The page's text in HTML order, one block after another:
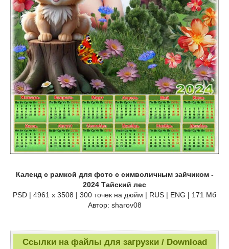
Календ с рамкой для фото с символичным зайчиком -
2024 Тайский лес
PSD | 4961 х 3508 | 300 точек на дюйм | RUS | ENG | 171 Мб
Автор: sharov08
Ссылки на файлы для загрузки / Download